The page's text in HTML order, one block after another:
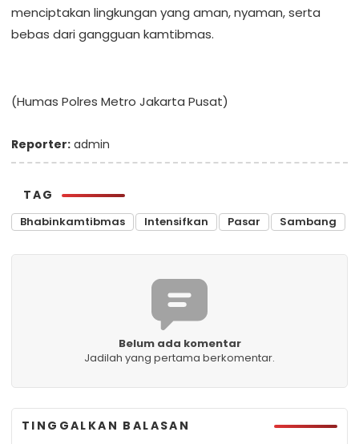
menciptakan lingkungan yang aman, nyaman, serta
bebas dari gangguan kamtibmas.
(Humas Polres Metro Jakarta Pusat)
Reporter: admin
TAG
Bhabinkamtibmas Intensifkan Pasar Sambang
Belum ada komentar
Jadilah yang pertama berkomentar.
TINGGALKAN BALASAN